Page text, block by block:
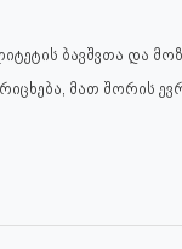
ბავშვთა და
მათ შორის